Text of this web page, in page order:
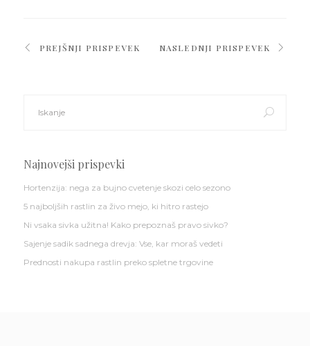
PREJŠNJI PRISPEVEK NASLEDNJI PRISPEVEK
for:
Najnovejši prispevki
Hortenzija: nega za bujno cvetenje skozi celo sezono
5 najboljših rastlin za živo mejo, ki hitro rastejo
Ni vsaka sivka užitna! Kako prepoznaš pravo sivko?
Sajenje sadik sadnega drevja: Vse, kar moraš vedeti
Prednosti nakupa rastlin preko spletne trgovine